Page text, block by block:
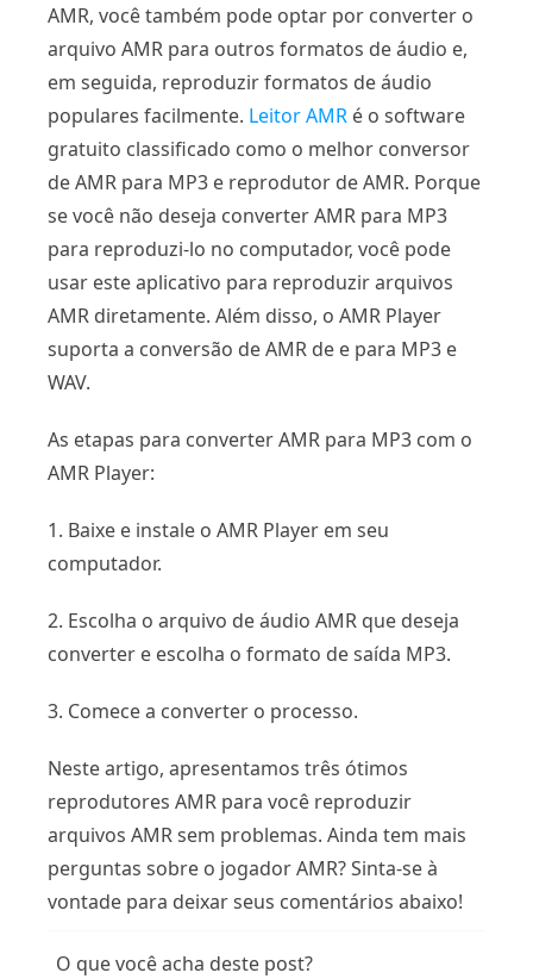
AMR, você também pode optar por converter o
arquivo AMR para outros formatos de áudio e,
em seguida, reproduzir formatos de áudio
populares facilmente. Leitor AMR é o software
gratuito classificado como o melhor conversor
de AMR para MP3 e reprodutor de AMR. Porque
se você não deseja converter AMR para MP3
para reproduzi-lo no computador, você pode
usar este aplicativo para reproduzir arquivos
AMR diretamente. Além disso, o AMR Player
suporta a conversão de AMR de e para MP3 e
WAV.
As etapas para converter AMR para MP3 com o
AMR Player:
1. Baixe e instale o AMR Player em seu
computador.
2. Escolha o arquivo de áudio AMR que deseja
converter e escolha o formato de saída MP3.
3. Comece a converter o processo.
Neste artigo, apresentamos três ótimos
reprodutores AMR para você reproduzir
arquivos AMR sem problemas. Ainda tem mais
perguntas sobre o jogador AMR? Sinta-se à
vontade para deixar seus comentários abaixo!
O que você acha deste post?